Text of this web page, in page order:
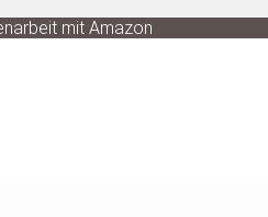
mit Amazon